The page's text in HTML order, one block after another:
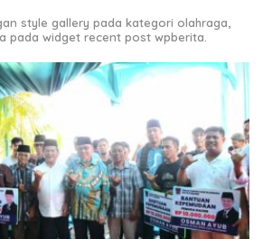
style gallery pada kategori olahraga,
pada widget recent post wpberita.